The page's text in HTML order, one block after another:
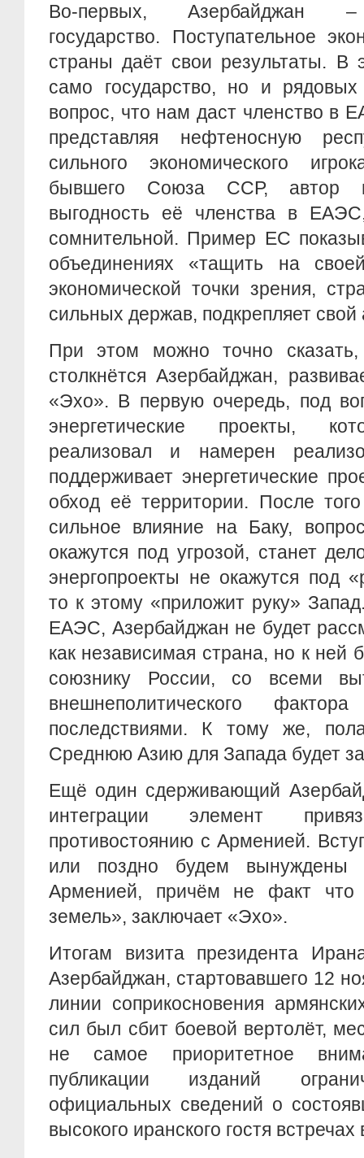
Во-первых, Азербайджан –
государство. Поступательное
страны даёт свои результаты. В
само государство, но и рядовых
вопрос, что нам даст членство в
представляя нефтеносную
сильного экономического
бывшего Союза ССР, автор
выгодность её членства в
сомнительной. Пример ЕС
объединениях «тащить на
экономической точки зрения,
сильных держав, подкрепляет свой
При этом можно точно
столкнётся Азербайджан,
«Эхо». В первую очередь, под
энергетические проекты,
реализовал и намерен
поддерживает энергетические
обход её территории. После
сильное влияние на Баку,
окажутся под угрозой, станет
энергопроекты не окажутся под
то к этому «приложит руку»
ЕАЭС, Азербайджан не будет
как независимая страна, но к ней
союзнику России, со всеми
внешнеполитического фактора
последствиями. К тому же,
Среднюю Азию для Запада будет
Ещё один сдерживающий
интеграции элемент
противостоянию с Арменией.
или поздно будем вынуждены
Арменией, причём не факт что
земель», заключает «Эхо».
Итогам визита президента
Азербайджан, стартовавшего 12
линии соприкосновения
сил был сбит боевой вертолёт,
не самое приоритетное
публикации изданий
официальных сведений о
высокого иранского гостя